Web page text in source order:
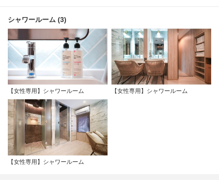
シャワールーム (3)
【女性専用】シャワールーム 【女性専用】シャワールーム
【女性専用】シャワールーム